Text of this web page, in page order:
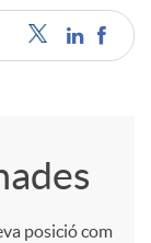
posició com